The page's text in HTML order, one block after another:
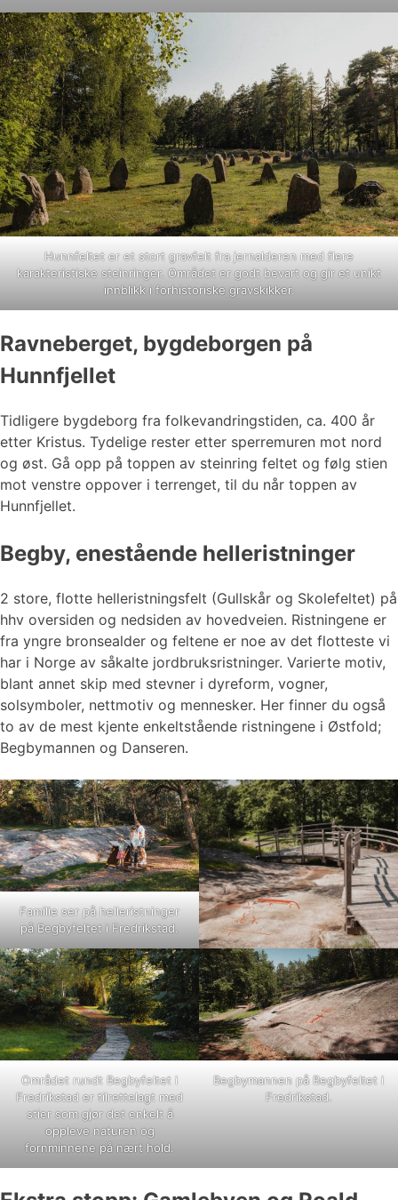
Hunnfeltet er et stort gravfelt fra jernalderen med flere
karakteristiske steinringer. Området er godt bevart og gir et unikt
innblikk i forhistoriske gravskikker.
Ravneberget, bygdeborgen på
Hunnfjellet
Tidligere bygdeborg fra folkevandringstiden, ca. 400 år
etter Kristus. Tydelige rester etter sperremuren mot nord
og øst. Gå opp på toppen av steinring feltet og følg stien
mot venstre oppover i terrenget, til du når toppen av
Hunnfjellet.
Begby, enestående helleristninger
2 store, flotte helleristningsfelt (Gullskår og Skolefeltet) på
hhv oversiden og nedsiden av hovedveien. Ristningene er
fra yngre bronsealder og feltene er noe av det flotteste vi
har i Norge av såkalte jordbruksristninger. Varierte motiv,
blant annet skip med stevner i dyreform, vogner,
solsymboler, nettmotiv og mennesker. Her finner du også
to av de mest kjente enkeltstående ristningene i Østfold;
Begbymannen og Danseren.
Familie ser på helleristninger
på Begbyfeltet i Fredrikstad.
Området rundt Begbyfeltet i
Fredrikstad er tilrettelagt med
stier som gjør det enkelt å
oppleve naturen og
fornminnene på nært hold.
Begbymannen på Begbyfeltet i
Fredrikstad.